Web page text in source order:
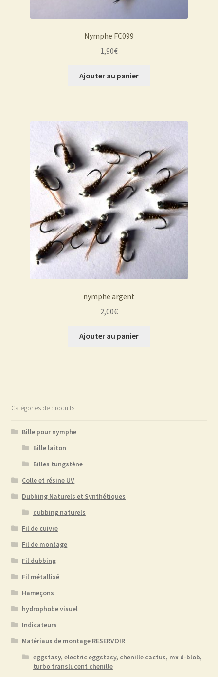
Nymphe FC099
1,90€
Ajouter au panier
nymphe argent
2,00€
Ajouter au panier
Catégories de produits
Bille pour nymphe
Bille laiton
Billes tungstène
Colle et résine UV
Dubbing Naturels et Synthétiques
dubbing naturels
Fil de cuivre
Fil de montage
Fil dubbing
Fil métallisé
Hameçons
hydrophobe visuel
Indicateurs
Matériaux de montage RESERVOIR
eggstasy, electric eggstasy, chenille cactus, mx d-blob,
turbo translucent chenille